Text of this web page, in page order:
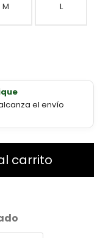
M L
el envío
carrito